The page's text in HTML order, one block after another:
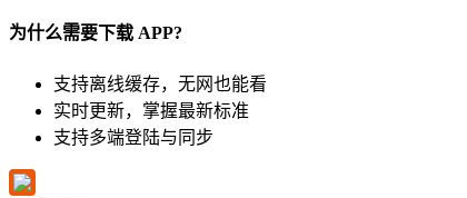
为什么需要下载 APP?
支持离线缓存，无网也能看
实时更新，掌握最新标准
支持多端登陆与同步